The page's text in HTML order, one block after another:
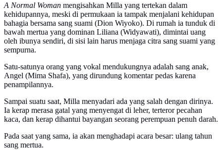
A Normal Woman mengisahkan Milla yang tertekan dalam
kehidupannya, meski di permukaan ia tampak menjalani kehidupan
bahagia bersama sang suami (Dion Wiyoko). Di rumah ia tunduk di
bawah mertua yang dominan Liliana (Widyawati), dimintai uang
oleh ibunya sendiri, di sisi lain harus menjaga citra sang suami yang
sempurna.
Satu-satunya orang yang vokal mendukungnya adalah sang anak,
Angel (Mima Shafa), yang dirundung komentar pedas karena
penampilannya.
Sampai suatu saat, Milla menyadari ada yang salah dengan dirinya.
Ia kerap merasa gatal yang menyengat di leher, terteror pecahan
kaca, dan kerap dihantui bayangan seorang perempuan penuh darah.
Pada saat yang sama, ia akan menghadapi acara besar: ulang tahun
sang mertua.